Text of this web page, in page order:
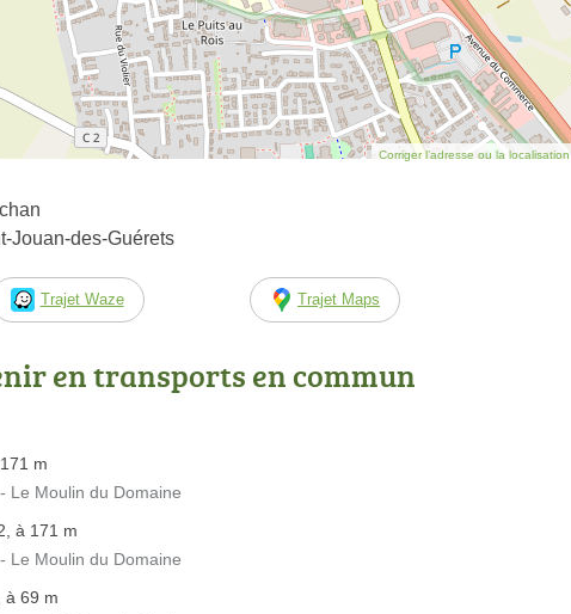
Corriger l’adresse ou la localisation
Jouan-des-Guérets
Trajet Waze Trajet Maps
en transports en commun
m
Le Moulin du Domaine
à 171 m
Le Moulin du Domaine
à 69 m